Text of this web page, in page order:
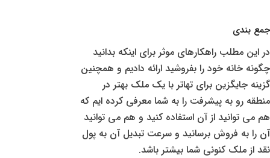
جمع بندی
در این مطلب راهکارهای موثر برای اینکه بدانید
چگونه خانه خود را بفروشید ارائه دادیم و همچنین
گزینه جایگزین برای تهاتر با یک ملک بهتر در
منطقه رو به پیشرفت را به شما معرفی کرده ایم که
هم می توانید از آن استفاده کنید و هم می توانید
آن را به فروش برسانید و سرعت تبدیل آن به پول
نقد از ملک کنونی شما بیشتر باشد.